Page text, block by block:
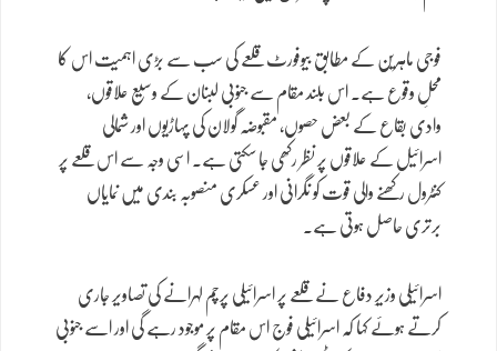
فوجی ماہرین کے مطابق بیوفورٹ قلعے کی سب سے بڑی اہمیت اس کا
محلِ وقوع ہے۔ اس بلند مقام سے جنوبی لبنان کے وسیع علاقوں،
وادی بقاع کے بعض حصوں، مقبوضہ گولان کی پہاڑیوں اور شمالی
اسرائیل کے علاقوں پر نظر رکھی جا سکتی ہے۔ اسی وجہ سے اس قلعے پر
کنٹرول رکھنے والی قوت کو نگرانی اور عسکری منصوبہ بندی میں نمایاں
برتری حاصل ہوتی ہے۔
اسرائیلی وزیرِ دفاع نے قلعے پر اسرائیلی پرچم لہرانے کی تصاویر جاری
کرتے ہوئے کہا کہ اسرائیلی فوج اس مقام پر موجود رہے گی اور اسے جنوبی